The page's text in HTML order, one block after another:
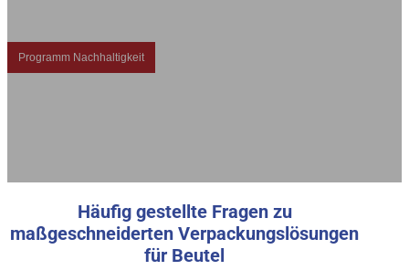
Programm Nachhaltigkeit
Häufig gestellte Fragen zu
maßgeschneiderten Verpackungslösungen
für Beutel